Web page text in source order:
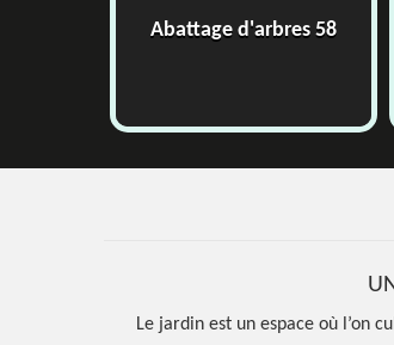
Abattage d'arbres 58
Le jardin est un espace où l’on